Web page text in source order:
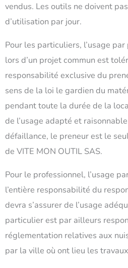
vendus. Les outils ne doivent
d’utilisation par jour.
Pour les particuliers, l’usage
lors d’un projet commun est
responsabilité exclusive du
sens de la loi le gardien du
pendant toute la durée de la
de l’usage adapté et
défaillance, le preneur est le
de VITE MON OUTIL SAS.
Pour le professionnel, l’usage
l’entière responsabilité du
devra s’assurer de l’usage
particulier est par ailleurs
réglementation relatives aux
par la ville où ont lieu les